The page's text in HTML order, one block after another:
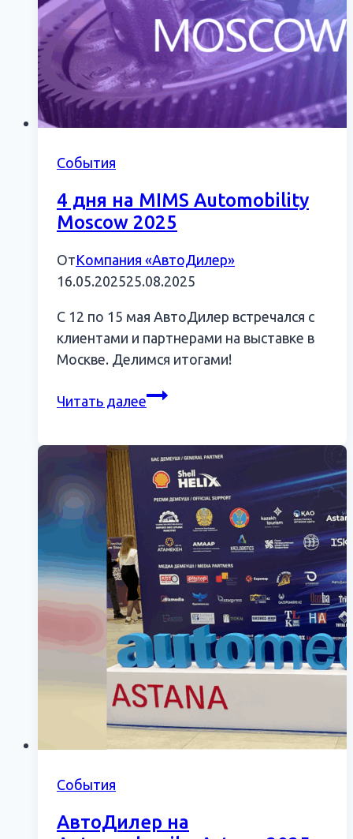
События
4 дня на MIMS Automobility
Moscow 2025
ОтКомпания «АвтоДилер»
16.05.202525.08.2025
С 12 по 15 мая АвтоДилер встречался с
клиентами и партнерами на выставке в
Москве. Делимся итогами!
Читать далее4
MIMS
Automobility
Moscow
2025
События
АвтоДилер на